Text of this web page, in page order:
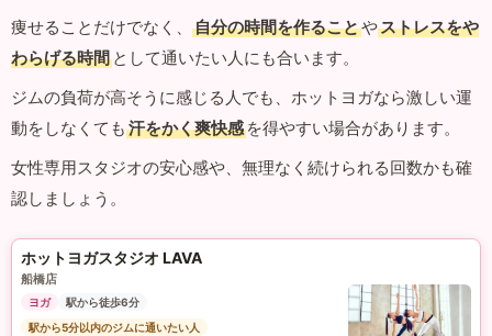
痩せることだけでなく、
自分の時間を作ることやストレスをや
わらげる時間 として通いたい人にも合います。
ジムの負荷が高そうに感じる人でも、ホットヨガなら激しい運
動をしなくても 汗をかく爽快感 を得やすい場合があります。
女性専用スタジオの安心感や、無理なく続けられる回数かも確
認しましょう。
ホットヨガスタジオ LAVA
船橋店
ヨガ
駅から徒歩6分
駅から5分以内のジムに通いたい人